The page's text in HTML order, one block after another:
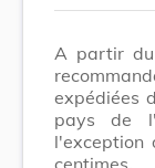
A partir
expédiées
pays de
l'exception
centimes.